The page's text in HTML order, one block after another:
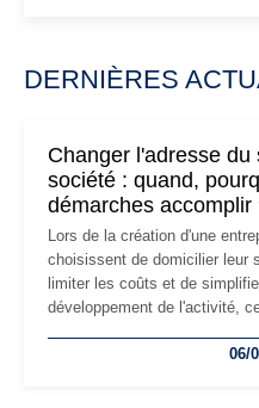
DERNIÈRES
Changer l'adresse
société : quand,
démarches accomplir
Lors de la création d'une
choisissent de domicilier leur
limiter les coûts et de
développement de l'activité,
professionnels, recrutement,
06/